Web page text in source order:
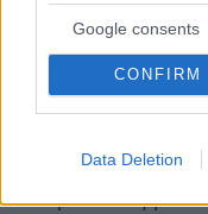
Google consents
CONFIRM
Data Deletion
υπάρξει
να επιλυθεί,
σκουπιδιών.
αναλάβουμε την
είναι
υπερτοπικές